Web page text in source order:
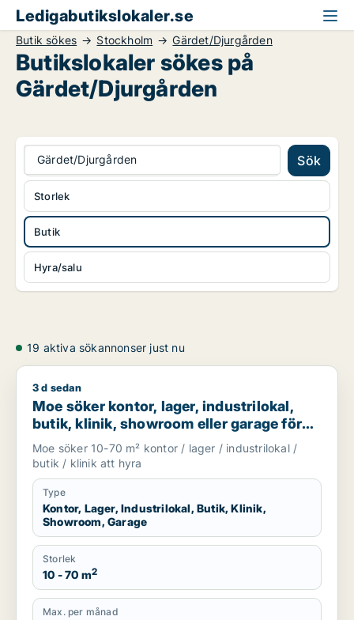
Ledigabutikslokaler.se
Butik sökes Stockholm Gärdet/Djurgården
Butikslokaler sökes på
Gärdet/Djurgården
Gärdet/Djurgården Sök
Butik
Hyra/salu
Storlek
19 aktiva sökannonser just nu
Moe söker kontor, lager, industrilokal, butik, klinik,
3 d sedan
Moe söker kontor, lager, industrilokal,
butik, klinik, showroom eller garage för
uthyrning i Stockholm
Moe söker 10-70 m² kontor / lager / industrilokal /
butik / klinik att hyra
Type
Kontor, Lager, Industrilokal, Butik, Klinik,
Showroom, Garage
Storlek
10 - 70 m2
Max. per månad